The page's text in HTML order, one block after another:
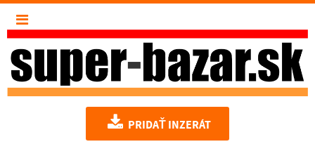
PRIDAŤ INZERÁT